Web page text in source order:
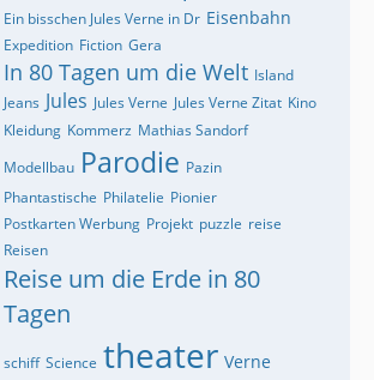
Ein bisschen Jules Verne in Dr Eisenbahn
Expedition Fiction Gera
In 80 Tagen um die Welt Island
Jeans Jules Jules Verne Jules Verne Zitat Kino
Kleidung Kommerz Mathias Sandorf
Modellbau Parodie Pazin
Phantastische Philatelie Pionier
Postkarten Werbung Projekt puzzle reise
Reisen
Reise um die Erde in 80
Tagen
schiff Science theater Verne